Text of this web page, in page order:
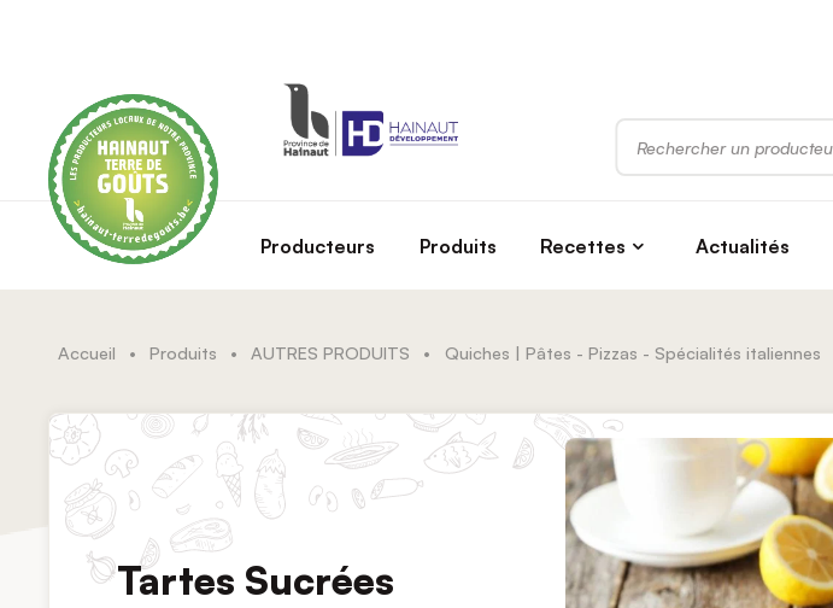
Rechercher
Producteurs Produits Recettes Actualités
Accueil • Produits • AUTRES PRODUITS • Quiches | Pâtes - Pizzas - Spécialités italiennes
Tartes Sucrées